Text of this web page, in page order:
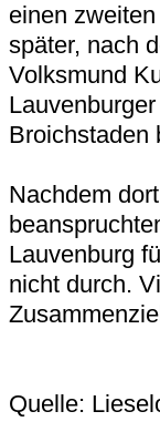
einen
später, nach
Volksmund
Broichstaden
Nachdem
Lauvenburg
nicht durch.
Quelle: